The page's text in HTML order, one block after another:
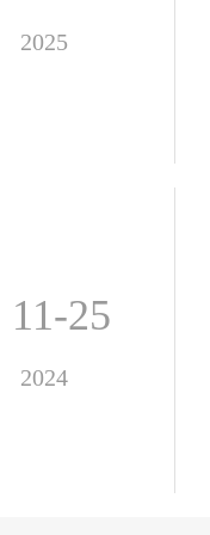
2025
11-25
2024